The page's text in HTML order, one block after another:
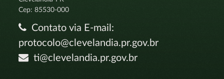
Cep: 85530-000
Contato via E-mail:
protocolo@clevelandia.pr.gov.br
ti@clevelandia.pr.gov.br